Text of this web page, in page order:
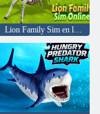
Lion Family Sim en ligne